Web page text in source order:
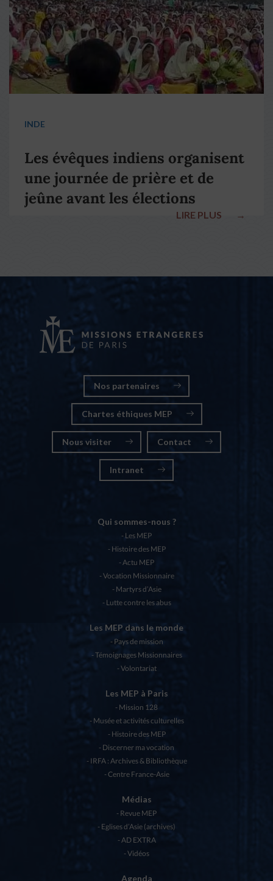
INDE
Les évêques indiens organisent
une journée de prière et de
jeûne avant les élections
LIRE PLUS →
Nos partenaires
Chartes éthiques MEP
Nous visiter Contact
Intranet
Qui sommes-nous ?
Les MEP
Histoire des MEP
Actu MEP
Vocation Missionnaire
Martyrs d’Asie
Lutte contre les abus
Les MEP dans le monde
Pays de mission
Témoignages Missionnaires
Volontariat
Les MEP à Paris
Mission 128
Musée et activités culturelles
Histoire des MEP
Discerner ma vocation
IRFA : Archives & Bibliothèque
Centre France-Asie
Médias
Revue MEP
Eglises d’Asie (archives)
AD EXTRA
Vidéos
Agenda